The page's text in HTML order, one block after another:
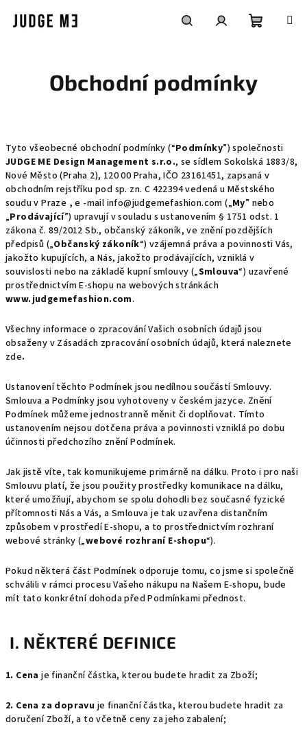
košík
Obchodní podmínky
Tyto všeobecné obchodní podmínky (“Podmínky”) společnosti
JUDGE ME Design Management s.r.o., se sídlemSokolská 1883/8,
Nové Město (Praha 2), 120 00 Praha, IČO 23161451, zapsaná v
obchodním rejstříku pod sp. zn. C 422394 vedená u Městského
soudu v Praze ,e -mail info@judgemefashion.com („My” nebo
„Prodávající”) upravují v souladu s ustanovením § 1751 odst. 1
zákona č. 89/2012 Sb., občanský zákoník, ve znění pozdějších
předpisů („Občanský zákoník“) vzájemná práva a povinnosti Vás,
jakožto kupujících, a Nás, jakožto prodávajících, vzniklá v
souvislosti nebo na základě kupní smlouvy („Smlouva“) uzavřené
prostřednictvím E-shopu na webových stránkách
www.judgemefashion.com.
Všechny informace o zpracování Vašich osobních údajů jsou
obsaženy v Zásadách zpracování osobních údajů, která naleznete
zde.
Ustanovení těchto Podmínek jsou nedílnou součástí Smlouvy.
Smlouva a Podmínky jsou vyhotoveny v českém jazyce. Znění
Podmínek můžeme jednostranně měnit či doplňovat. Tímto
ustanovením nejsou dotčena práva a povinnosti vzniklá po dobu
účinnosti předchozího znění Podmínek.
Jak jistě víte, tak komunikujeme primárně na dálku. Proto i pro naši
Smlouvu platí, že jsou použity prostředky komunikace na dálku,
které umožňují, abychom se spolu dohodli bez současné fyzické
přítomnosti Nás a Vás, a Smlouva je tak uzavřena distančním
způsobem v prostředí E-shopu, a to prostřednictvím rozhraní
webové stránky („webové rozhraní E-shopu“).
Pokud některá část Podmínek odporuje tomu, co jsme si společně
schválili v rámci procesu Vašeho nákupu na Našem E-shopu, bude
mít tato konkrétní dohoda před Podmínkami přednost.
I. NĚKTERÉ DEFINICE
1. Cenaje finanční částka, kterou budete hradit za Zboží;
2. Cena za dopravu je finanční částka, kterou budete hradit za
doručení Zboží, a to včetně ceny za jeho zabalení;